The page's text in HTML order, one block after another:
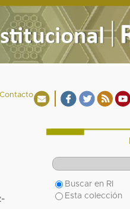
Buscar en RI
Esta colección